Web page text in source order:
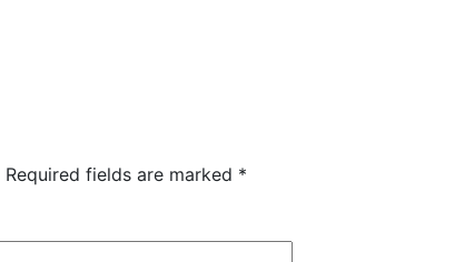
Required fields are marked *